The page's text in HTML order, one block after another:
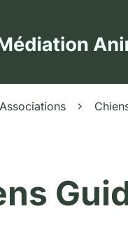
Associations